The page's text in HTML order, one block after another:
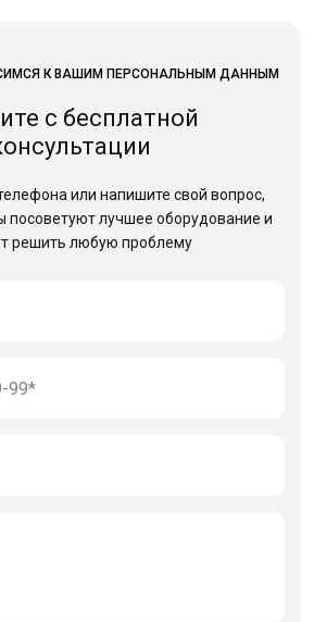
К ВАШИМ ПЕРСОНАЛЬНЫМ ДАННЫМ
с бесплатной
или напишите свой вопрос,
посоветуют лучшее оборудование и
решить любую проблему